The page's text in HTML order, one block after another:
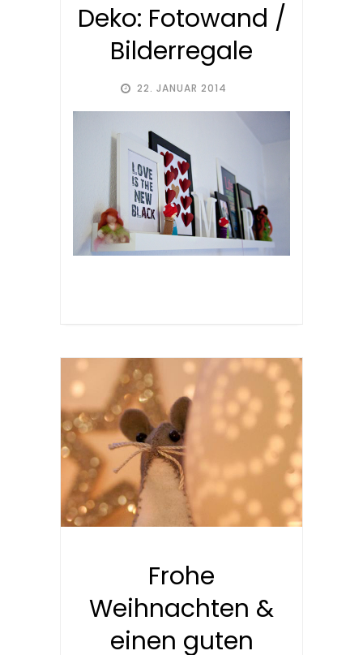
22. JANUAR 2014
Deko: Fotowand /
Bilderregale
Frohe
Weihnachten &
einen guten